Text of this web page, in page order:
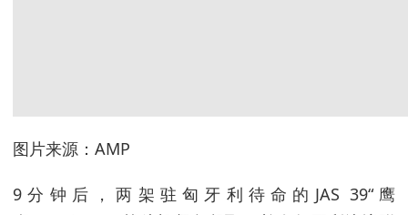
图片来源：AMP
9分钟后，两架驻匈牙利待命的JAS 39“鹰